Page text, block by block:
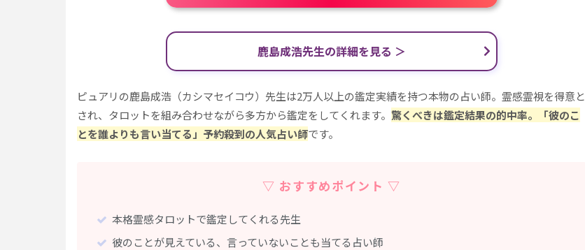
鹿島成浩先生の詳細を見る ＞
ピュアリの鹿島成浩（カシマセイコウ）先生は2万人以上の鑑定実績を持つ本物の占い師。霊感霊視を得意と
され、タロットを組み合わせながら多方から鑑定をしてくれます。 驚くべきは鑑定結果の的中率。「彼のこ
とを誰よりも言い当てる」予約殺到の人気占い師です。
▽ おすすめポイント ▽
本格霊感タロットで鑑定してくれる先生
彼のことが見えている、言っていないことも当てる占い師